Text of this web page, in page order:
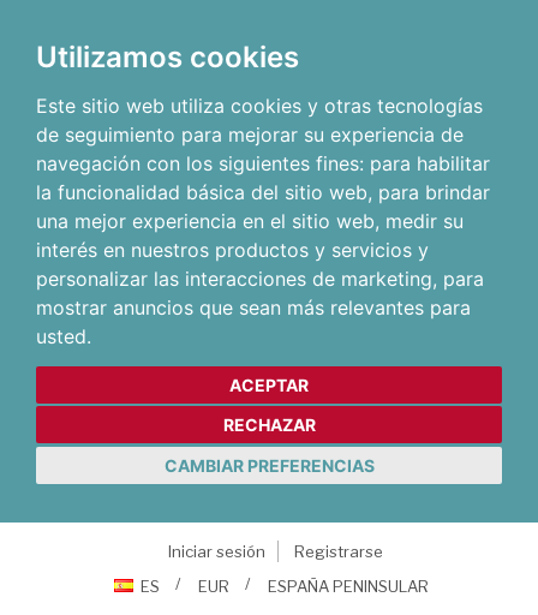
Utilizamos cookies
Este sitio web utiliza cookies y otras tecnologías
de seguimiento para mejorar su experiencia de
navegación con los siguientes fines: para habilitar
la funcionalidad básica del sitio web, para brindar
una mejor experiencia en el sitio web, medir su
interés en nuestros productos y servicios y
personalizar las interacciones de marketing, para
mostrar anuncios que sean más relevantes para
usted.
ACEPTAR
RECHAZAR
CAMBIAR PREFERENCIAS
Iniciar sesión
Registrarse
ES
EUR ESPAÑA PENINSULAR